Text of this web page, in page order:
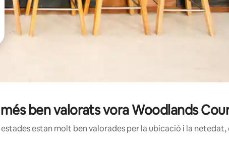
ben valorats vora Woodlands
estan molt ben valorades per la ubicació i la